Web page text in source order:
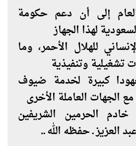
إلى أن دعم حكومة
لهذا الجهاز
للهلال الأحمر، وما
تشغيلية وتنفيذية
كبيرة لخدمة ضيوف
الجهات العاملة الأخرى
خادم الحرمين الشريفين
العزيز ـ حفظه الله ـ.